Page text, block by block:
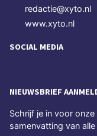
redactie@xyto.nl
www.xyto.nl
SOCIAL MEDIA
NIEUWSBRIEF
Schrijf je in voor
samenvatting van